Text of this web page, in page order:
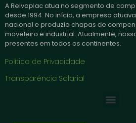
A Relvaplac atua no segmento de
desde 1994. No início, a empresa
nacional e produzia chapas de
moveleiro e industrial. Atualmente,
presentes em todos os continentes.
Política de Privacidade
Transparência Salarial